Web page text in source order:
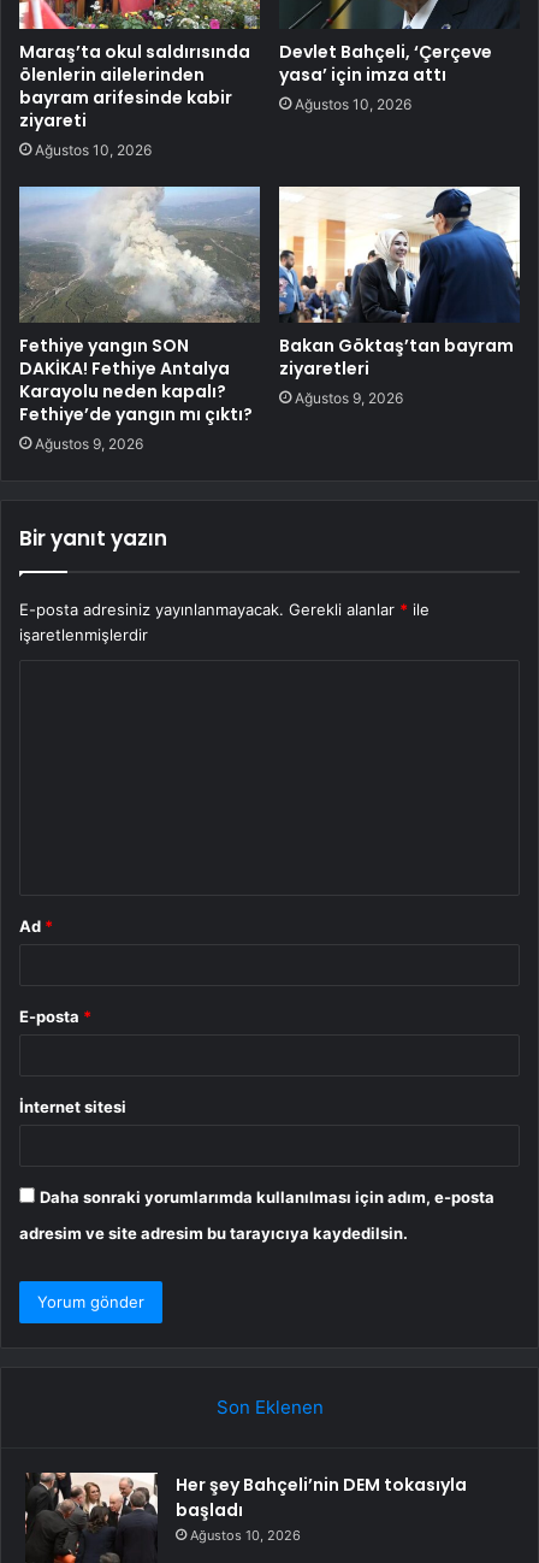
Maraş’ta okul saldırısında
ölenlerin ailelerinden
bayram arifesinde kabir
ziyareti
Ağustos 10, 2026
Devlet Bahçeli, ‘Çerçeve
yasa’ için imza attı
Ağustos 10, 2026
Fethiye yangın SON
DAKİKA! Fethiye Antalya
Karayolu neden kapalı?
Fethiye’de yangın mı çıktı?
Ağustos 9, 2026
Bakan Göktaş’tan bayram
ziyaretleri
Ağustos 9, 2026
Bir yanıt yazın
E-posta adresiniz yayınlanmayacak. Gerekli alanlar * ile
işaretlenmişlerdir
Ad *
E-posta *
İnternet sitesi
Daha sonraki yorumlarımda kullanılması için adım, e-posta
adresim ve site adresim bu tarayıcıya kaydedilsin.
Son Eklenen
Her şey Bahçeli’nin DEM tokasıyla
başladı
Ağustos 10, 2026